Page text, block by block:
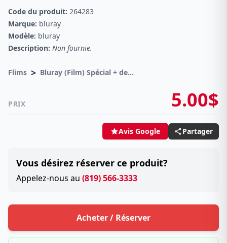
Code du produit: 264283
Marque: bluray
Modèle: bluray
Description: Non fournie.
Flims > Bluray (Film) Spécial + de 3 prochain -50%
PRIX 5.00$
Avis Google Partager
Vous désirez réserver ce produit?
Appelez-nous au (819) 566-3333
Acheter / Réserver